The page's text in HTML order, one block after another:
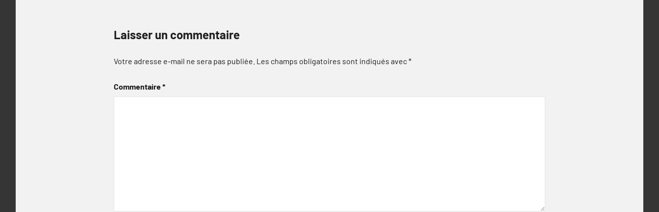
Laisser un commentaire
Votre adresse e-mail ne sera pas publiée. Les champs obligatoires sont indiqués avec*
Commentaire*